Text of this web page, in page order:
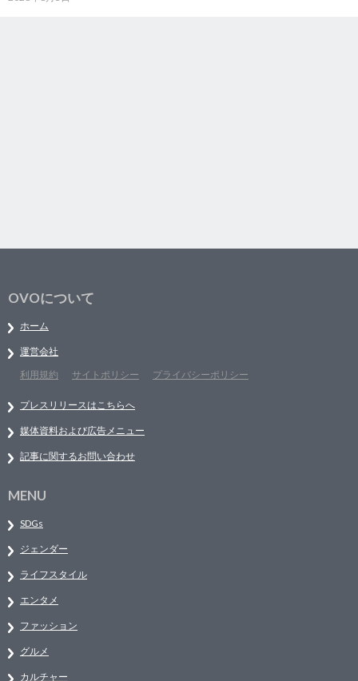
OVOについて
ホーム
運営会社
利用規約
サイトポリシー プライバシーポリシー
プレスリリースはこちらへ
媒体資料および広告メニュー
記事に関するお問い合わせ
MENU
SDGs
ジェンダー
ライフスタイル
エンタメ
ファッション
グルメ
カルチャー